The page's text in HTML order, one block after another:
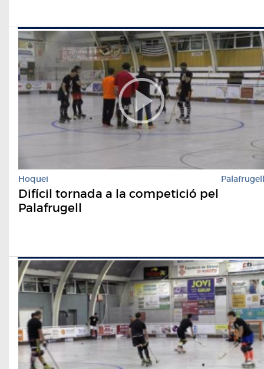
Hoquei Palafrugell
Difícil tornada a la competició pel
Palafrugell